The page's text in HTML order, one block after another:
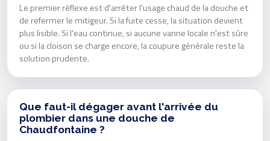
Le premier réflexe est d'arrêter l'usage chaud de la douche et
de refermer le mitigeur. Si la fuite cesse, la situation devient
plus lisible. Si l'eau continue, si aucune vanne locale n'est sûre
ou si la cloison se charge encore, la coupure générale reste la
solution prudente.
Que faut-il dégager avant l'arrivée du
plombier dans une douche de
Chaudfontaine ?